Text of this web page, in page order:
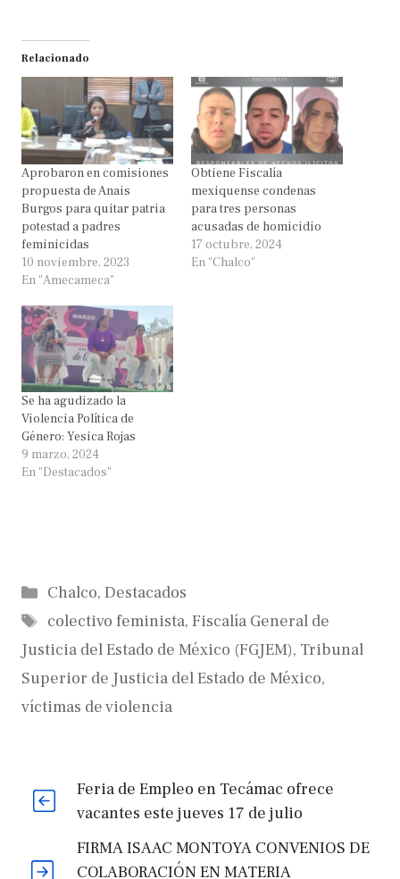
Relacionado
Aprobaron en comisiones
propuesta de Anais
Burgos para quitar patria
potestad a padres
feminicidas
10 noviembre, 2023
En "Amecameca"
Obtiene Fiscalía
mexiquense condenas
para tres personas
acusadas de homicidio
17 octubre, 2024
En "Chalco"
Se ha agudizado la
Violencia Política de
Género: Yesica Rojas
9 marzo, 2024
En "Destacados"
Categorías
Chalco, Destacados
Etiquetas
colectivo feminista, Fiscalía General de
Justicia del Estado de México (FGJEM), Tribunal
Superior de Justicia del Estado de México,
víctimas de violencia
Feria de Empleo en Tecámac ofrece
vacantes este jueves 17 de julio
FIRMA ISAAC MONTOYA CONVENIOS DE
COLABORACIÓN EN MATERIA